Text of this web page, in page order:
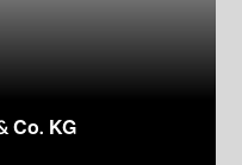
Co. KG